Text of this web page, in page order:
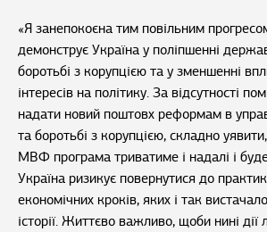
«Я занепокоєна тим повільним
демонструє Україна у поліпшенні
боротьбі з корупцією та у зменшенні
інтересів на політику. За відсутності
надати новий поштовх реформам в
та боротьбі з корупцією, складно
МВФ програма триватиме і надалі і
Україна ризикує повернутися до
економічних кроків, яких і так
історії. Життєво важливо, щоби нині дії